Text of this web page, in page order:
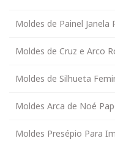
Moldes de Painel Janela
Moldes de Cruz e Arco
Moldes de Silhueta
Moldes Arca de Noé
Moldes Presépio Para